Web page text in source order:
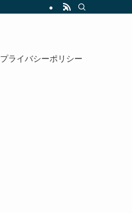
プライバシーポリシー